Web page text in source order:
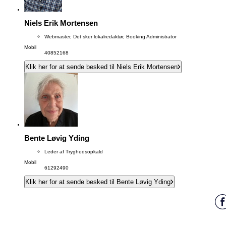
Niels Erik Mortensen
Webmaster, Det sker lokalredaktør, Booking Administrator
Mobil
40852168
Klik her for at sende besked til Niels Erik Mortensen
Bente Løvig Yding
Leder af Tryghedsopkald
Mobil
61292490
Klik her for at sende besked til Bente Løvig Yding